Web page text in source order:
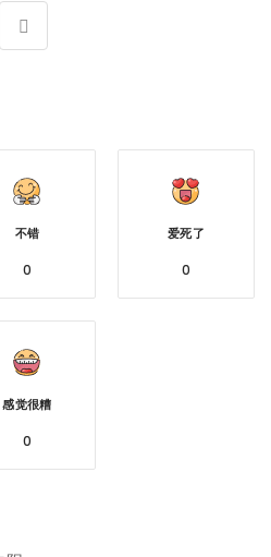
不错
0
爱死了
0
感觉很糟
0